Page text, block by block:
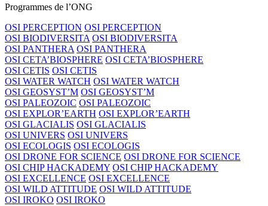
Programmes de l’ONG
OSI PERCEPTION OSI PERCEPTION
OSI BIODIVERSITA OSI BIODIVERSITA
OSI PANTHERA OSI PANTHERA
OSI CETA’BIOSPHERE OSI CETA’BIOSPHERE
OSI CETIS OSI CETIS
OSI WATER WATCH OSI WATER WATCH
OSI GEOSYST’M OSI GEOSYST’M
OSI PALEOZOIC OSI PALEOZOIC
OSI EXPLOR’EARTH OSI EXPLOR’EARTH
OSI GLACIALIS OSI GLACIALIS
OSI UNIVERS OSI UNIVERS
OSI ECOLOGIS OSI ECOLOGIS
OSI DRONE FOR SCIENCE OSI DRONE FOR SCIENCE
OSI CHIP HACKADEMY OSI CHIP HACKADEMY
OSI EXCELLENCE OSI EXCELLENCE
OSI WILD ATTITUDE OSI WILD ATTITUDE
OSI IROKO OSI IROKO